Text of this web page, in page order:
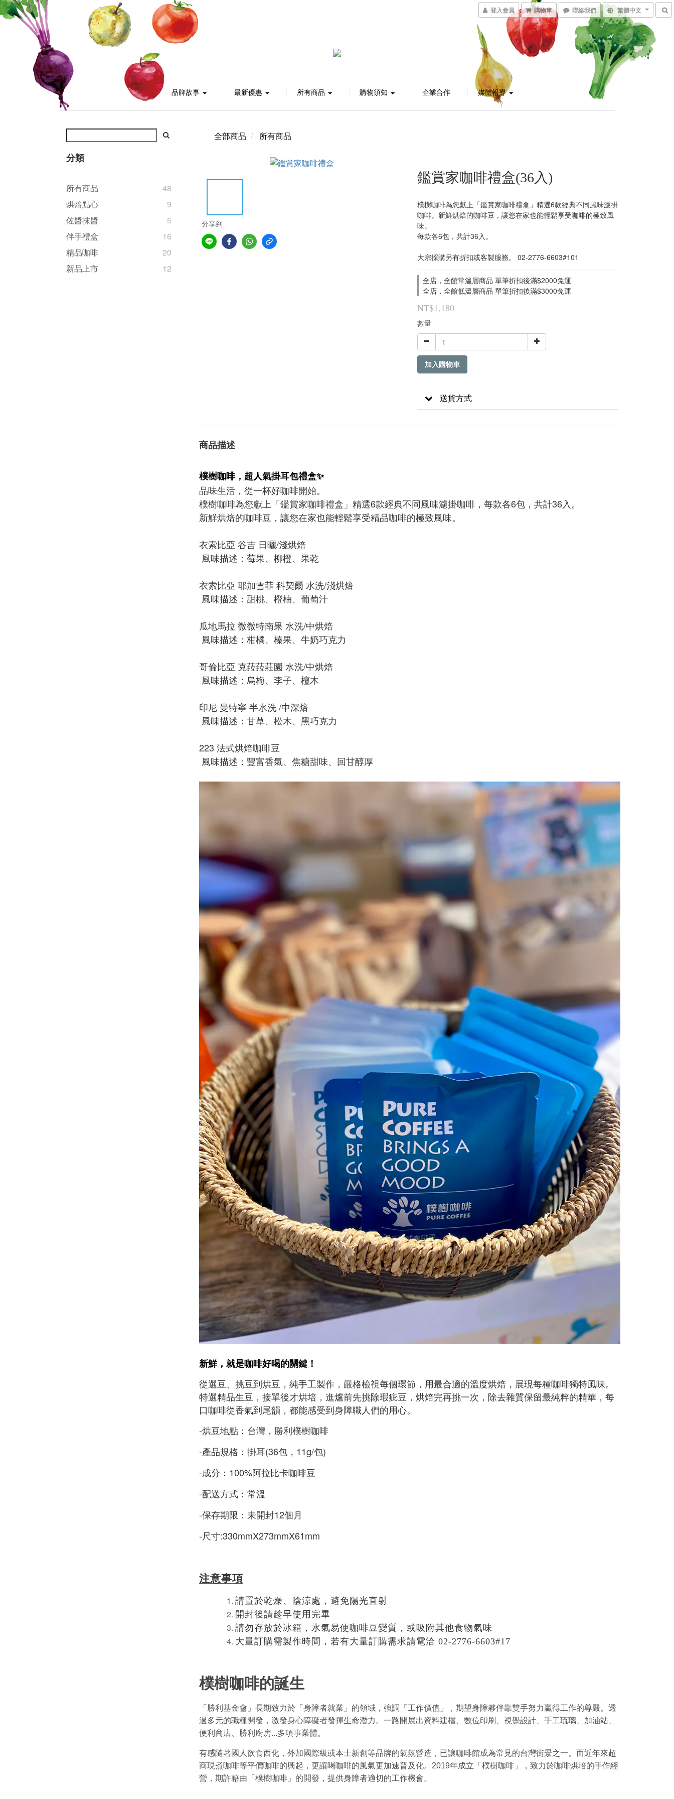
登入會員 購物車 聯絡我們 繁體中文
品牌故事 最新優惠 所有商品 購物須知 企業合作 媒體報導
分類
所有商品
48
烘焙點心
9
佐醬抹醬
5
伴手禮盒
16
精品咖啡
20
新品上市
12
全部商品 所有商品
分享到
鑑賞家咖啡禮盒(36入)
樸樹咖啡為您獻上「鑑賞家咖啡禮盒」精選6款經典不同風味濾掛
咖啡。新鮮烘焙的咖啡豆，讓您在家也能輕鬆享受咖啡的極致風
味。
每款各6包，共計36入。
大宗採購另有折扣或客製服務。 02-2776-6603#101
全店，全館常溫層商品 單筆折扣後滿$2000免運
全店，全館低溫層商品 單筆折扣後滿$3000免運
NT$1,180
數量
加入購物車
送貨方式
商品描述
樸樹咖啡，超人氣掛耳包禮盒✨
品味生活，從一杯好咖啡開始。
樸樹咖啡為您獻上「鑑賞家咖啡禮盒」精選6款經典不同風味濾掛咖啡，每款各6包，共計36入。
新鮮烘焙的咖啡豆，讓您在家也能輕鬆享受精品咖啡的極致風味。
衣索比亞 谷吉 日曬/淺烘焙
風味描述：莓果、柳橙、果乾
衣索比亞 耶加雪菲 科契爾 水洗/淺烘焙
風味描述：甜桃、橙柚、葡萄汁
瓜地馬拉 微微特南果 水洗/中烘焙
風味描述：柑橘、榛果、牛奶巧克力
哥倫比亞 克菈菈莊園 水洗/中烘焙
風味描述：烏梅、李子、檀木
印尼 曼特寧 半水洗 /中深焙
風味描述：甘草、松木、黑巧克力
223 法式烘焙咖啡豆
風味描述：豐富香氣、焦糖甜味、回甘醇厚
新鮮，就是咖啡好喝的關鍵！
從選豆、挑豆到烘豆，純手工製作，嚴格檢視每個環節，用最合適的溫度烘焙，展現每種咖啡獨特風味。
特選精品生豆，接單後才烘培，進爐前先挑除瑕疵豆，烘焙完再挑一次，除去雜質保留最純粹的精華，每
口咖啡從香氣到尾韻，都能感受到身障職人們的用心。
-烘豆地點：台灣，勝利樸樹咖啡
-產品規格：掛耳(36包，11g/包)
-成分：100%阿拉比卡咖啡豆
-配送方式：常溫
-保存期限：未開封12個月
-尺寸:330mmX273mmX61mm
注意事項
請置於乾燥、陰涼處，避免陽光直射
開封後請趁早使用完畢
請勿存放於冰箱，水氣易使咖啡豆變質，或吸附其他食物氣味
大量訂購需製作時間，若有大量訂購需求請電洽 02-2776-6603#17
樸樹咖啡的誕生
「勝利基金會」長期致力於「身障者就業」的領域，強調「工作價值」，期望身障夥伴靠雙手努力贏得工作的尊嚴。透
過多元的職種開發，激發身心障礙者發揮生命潛力。一路開展出資料建檔、數位印刷、視覺設計、手工琉璃、加油站、
便利商店、勝利廚房...多項事業體。
有感隨著國人飲食西化，外加國際級或本土新創等品牌的氣氛營造，已讓咖啡館成為常見的台灣街景之一。而近年來超
商現煮咖啡等平價咖啡的興起，更讓喝咖啡的風氣更加速普及化。 2019年成立「樸樹咖啡」，致力於咖啡烘培的手作經
營，期許藉由「樸樹咖啡」的開發，提供身障者適切的工作機會。